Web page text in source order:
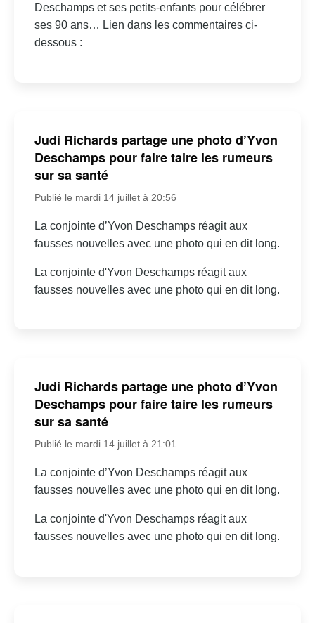
Deschamps et ses petits-enfants pour célébrer
ses 90 ans… Lien dans les commentaires ci-
dessous :
Judi Richards partage une photo d’Yvon
Deschamps pour faire taire les rumeurs
sur sa santé
Publié le mardi 14 juillet à 20:56
La conjointe d’Yvon Deschamps réagit aux
fausses nouvelles avec une photo qui en dit long.
La conjointe d'Yvon Deschamps réagit aux
fausses nouvelles avec une photo qui en dit long.
Judi Richards partage une photo d’Yvon
Deschamps pour faire taire les rumeurs
sur sa santé
Publié le mardi 14 juillet à 21:01
La conjointe d’Yvon Deschamps réagit aux
fausses nouvelles avec une photo qui en dit long.
La conjointe d'Yvon Deschamps réagit aux
fausses nouvelles avec une photo qui en dit long.